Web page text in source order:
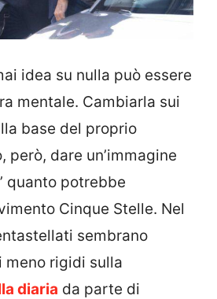
idea su nulla può essere
mentale. Cambiarla sui
base del proprio
però, dare un’immagine
quanto potrebbe
Cinque Stelle. Nel
sembrano
meno rigidi sulla
diaria da parte di